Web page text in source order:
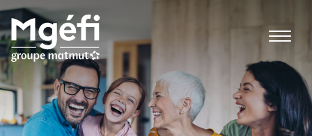
Aller au contenu principal